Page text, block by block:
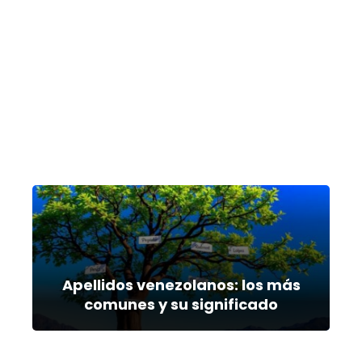
Apellidos venezolanos: los más
comunes y su significado